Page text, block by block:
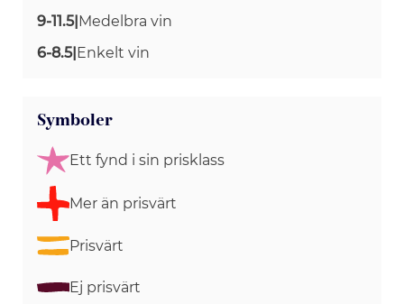
9-11.5|Medelbra vin
6-8.5|Enkelt vin
Symboler
Ett fynd i sin prisklass
Mer än prisvärt
Prisvärt
Ej prisvärt